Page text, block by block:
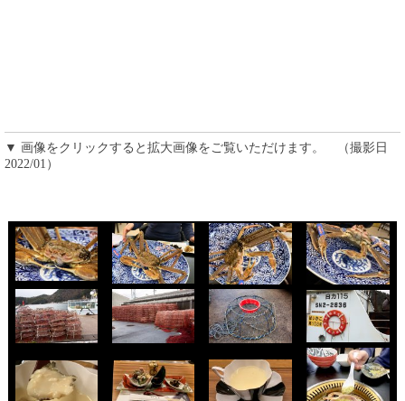
▼ 画像をクリックすると拡大画像をご覧いただけます。 （撮影日
2022/01）